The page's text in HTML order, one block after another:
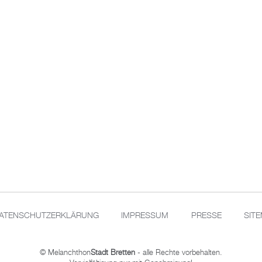
IMPRESSUM PRESSE
© MelanchthonStadt Bretten - alle Rechte vorbehalten.